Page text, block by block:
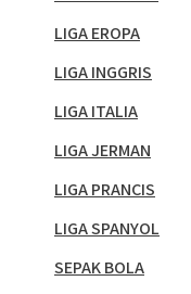
LIGA EROPA
LIGA INGGRIS
LIGA ITALIA
LIGA JERMAN
LIGA PRANCIS
LIGA SPANYOL
SEPAK BOLA